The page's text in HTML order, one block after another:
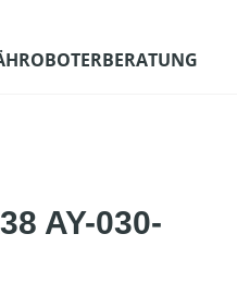
AY-030-